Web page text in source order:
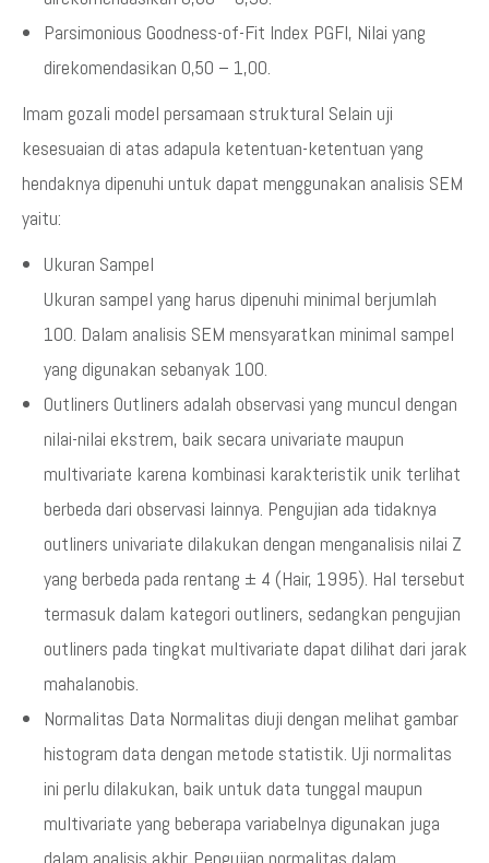
Parsimonious Goodness-of-Fit Index PGFI, Nilai yang
direkomendasikan 0,50 – 1,00.
Imam gozali model persamaan struktural Selain uji
kesesuaian di atas adapula ketentuan-ketentuan yang
hendaknya dipenuhi untuk dapat menggunakan analisis SEM
yaitu:
Ukuran Sampel
Ukuran sampel yang harus dipenuhi minimal berjumlah
100. Dalam analisis SEM mensyaratkan minimal sampel
yang digunakan sebanyak 100.
Outliners Outliners adalah observasi yang muncul dengan
nilai-nilai ekstrem, baik secara univariate maupun
multivariate karena kombinasi karakteristik unik terlihat
berbeda dari observasi lainnya. Pengujian ada tidaknya
outliners univariate dilakukan dengan menganalisis nilai Z
yang berbeda pada rentang ± 4 (Hair, 1995). Hal tersebut
termasuk dalam kategori outliners, sedangkan pengujian
outliners pada tingkat multivariate dapat dilihat dari jarak
mahalanobis.
Normalitas Data Normalitas diuji dengan melihat gambar
histogram data dengan metode statistik. Uji normalitas
ini perlu dilakukan, baik untuk data tunggal maupun
multivariate yang beberapa variabelnya digunakan juga